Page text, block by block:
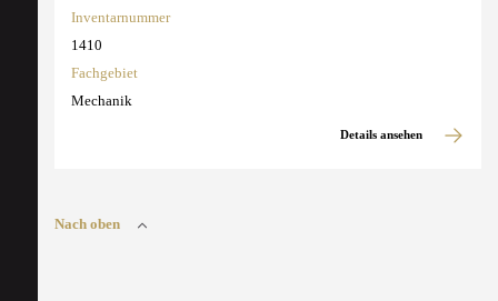
Inventarnummer
1410
Fachgebiet
Mechanik
Details ansehen
Nach oben